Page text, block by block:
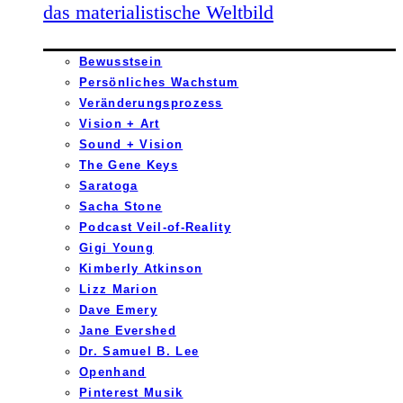
das materialistische Weltbild
Bewusstsein
Persönliches Wachstum
Veränderungsprozess
Vision + Art
Sound + Vision
The Gene Keys
Saratoga
Sacha Stone
Podcast Veil-of-Reality
Gigi Young
Kimberly Atkinson
Lizz Marion
Dave Emery
Jane Evershed
Dr. Samuel B. Lee
Openhand
Pinterest Musik